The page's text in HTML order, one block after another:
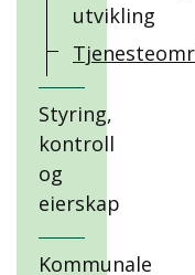
utvikling
Styring,
kontroll
og
eierskap
Kommunale